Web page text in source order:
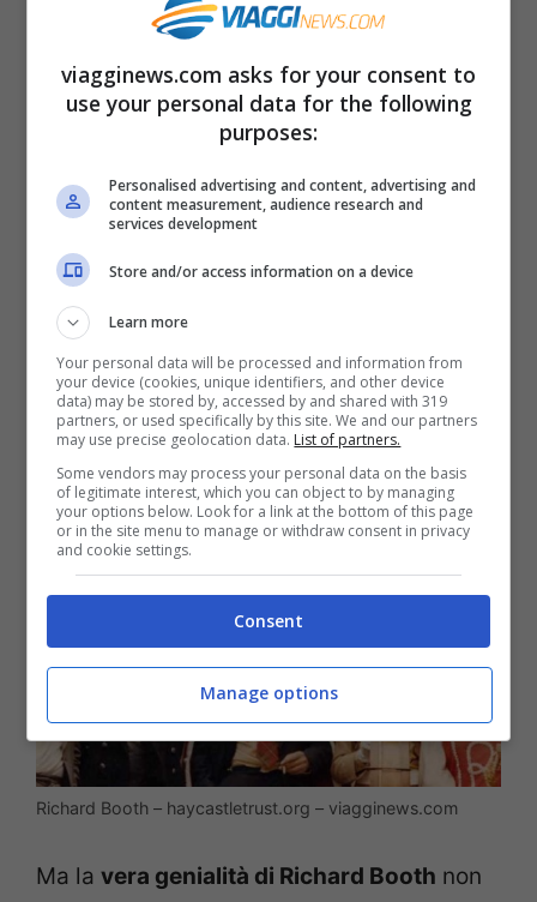
passione sfrenata per i libri
una visione innovativa, decise di riscrivere
il destino della sua cittadina natale. Booth
non si limitò a collezionare volumi; la sua
ambizione era quella di creare un centro
culturale che potesse attrarre lettori da
ogni angolo del globo. Acquistando e
convertendo edifici dismessi – tra cui un
vecchio cinema e una stazione dei
pompieri – in librerie, Booth ha seminato i
semi di quello che sarebbe diventato il più
grande emporio di libri usati al mondo.
Richard Booth – haycastletrust.org – viagginews.com
Ma la vera genialità di Richard Booth non
viagginews.com asks for your consent to
use your personal data for the following
purposes:
Personalised advertising and content, advertising and
content measurement, audience research and
services development
Store and/or access information on a device
Learn more
Your personal data will be processed and information from
your device (cookies, unique identifiers, and other device
data) may be stored by, accessed by and shared with 319
partners, or used specifically by this site. We and our partners
may use precise geolocation data. List of partners.
Some vendors may process your personal data on the basis
of legitimate interest, which you can object to by managing
your options below. Look for a link at the bottom of this page
or in the site menu to manage or withdraw consent in privacy
and cookie settings.
Consent
Manage options